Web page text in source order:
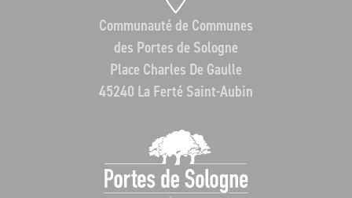
Communauté de Communes
des Portes de Sologne
Place Charles De Gaulle
45240 La Ferté Saint-Aubin